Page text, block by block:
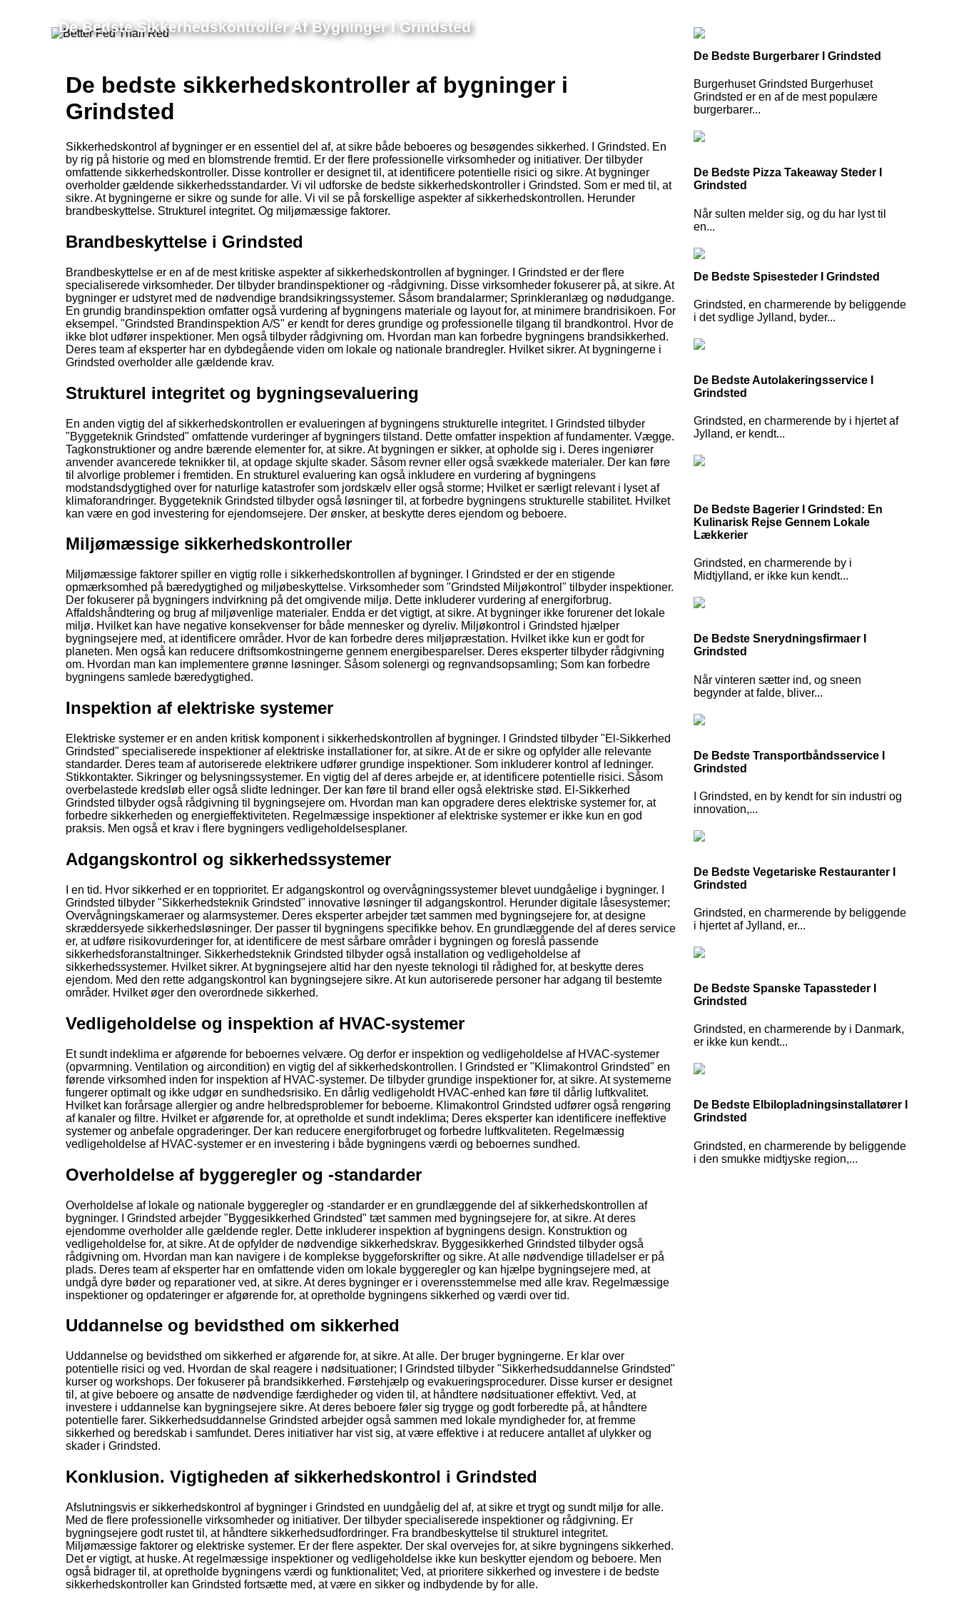
De Bedste Sikkerhedskontroller Af Bygninger I Grindsted
De bedste sikkerhedskontroller af bygninger i
Grindsted
Sikkerhedskontrol af bygninger er en essentiel del af, at sikre både beboeres og besøgendes sikkerhed. I Grindsted. En
by rig på historie og med en blomstrende fremtid. Er der flere professionelle virksomheder og initiativer. Der tilbyder
omfattende sikkerhedskontroller. Disse kontroller er designet til, at identificere potentielle risici og sikre. At bygninger
overholder gældende sikkerhedsstandarder. Vi vil udforske de bedste sikkerhedskontroller i Grindsted. Som er med til, at
sikre. At bygningerne er sikre og sunde for alle. Vi vil se på forskellige aspekter af sikkerhedskontrollen. Herunder
brandbeskyttelse. Strukturel integritet. Og miljømæssige faktorer.
Brandbeskyttelse i Grindsted
Brandbeskyttelse er en af de mest kritiske aspekter af sikkerhedskontrollen af bygninger. I Grindsted er der flere
specialiserede virksomheder. Der tilbyder brandinspektioner og -rådgivning. Disse virksomheder fokuserer på, at sikre. At
bygninger er udstyret med de nødvendige brandsikringssystemer. Såsom brandalarmer; Sprinkleranlæg og nødudgange.
En grundig brandinspektion omfatter også vurdering af bygningens materiale og layout for, at minimere brandrisikoen. For
eksempel. "Grindsted Brandinspektion A/S" er kendt for deres grundige og professionelle tilgang til brandkontrol. Hvor de
ikke blot udfører inspektioner. Men også tilbyder rådgivning om. Hvordan man kan forbedre bygningens brandsikkerhed.
Deres team af eksperter har en dybdegående viden om lokale og nationale brandregler. Hvilket sikrer. At bygningerne i
Grindsted overholder alle gældende krav.
Strukturel integritet og bygningsevaluering
En anden vigtig del af sikkerhedskontrollen er evalueringen af bygningens strukturelle integritet. I Grindsted tilbyder
"Byggeteknik Grindsted" omfattende vurderinger af bygningers tilstand. Dette omfatter inspektion af fundamenter. Vægge.
Tagkonstruktioner og andre bærende elementer for, at sikre. At bygningen er sikker, at opholde sig i. Deres ingeniører
anvender avancerede teknikker til, at opdage skjulte skader. Såsom revner eller også svækkede materialer. Der kan føre
til alvorlige problemer i fremtiden. En strukturel evaluering kan også inkludere en vurdering af bygningens
modstandsdygtighed over for naturlige katastrofer som jordskælv eller også storme; Hvilket er særligt relevant i lyset af
klimaforandringer. Byggeteknik Grindsted tilbyder også løsninger til, at forbedre bygningens strukturelle stabilitet. Hvilket
kan være en god investering for ejendomsejere. Der ønsker, at beskytte deres ejendom og beboere.
Miljømæssige sikkerhedskontroller
Miljømæssige faktorer spiller en vigtig rolle i sikkerhedskontrollen af bygninger. I Grindsted er der en stigende
opmærksomhed på bæredygtighed og miljøbeskyttelse. Virksomheder som "Grindsted Miljøkontrol" tilbyder inspektioner.
Der fokuserer på bygningers indvirkning på det omgivende miljø. Dette inkluderer vurdering af energiforbrug.
Affaldshåndtering og brug af miljøvenlige materialer. Endda er det vigtigt, at sikre. At bygninger ikke forurener det lokale
miljø. Hvilket kan have negative konsekvenser for både mennesker og dyreliv. Miljøkontrol i Grindsted hjælper
bygningsejere med, at identificere områder. Hvor de kan forbedre deres miljøpræstation. Hvilket ikke kun er godt for
planeten. Men også kan reducere driftsomkostningerne gennem energibesparelser. Deres eksperter tilbyder rådgivning
om. Hvordan man kan implementere grønne løsninger. Såsom solenergi og regnvandsopsamling; Som kan forbedre
bygningens samlede bæredygtighed.
Inspektion af elektriske systemer
Elektriske systemer er en anden kritisk komponent i sikkerhedskontrollen af bygninger. I Grindsted tilbyder "El-Sikkerhed
Grindsted" specialiserede inspektioner af elektriske installationer for, at sikre. At de er sikre og opfylder alle relevante
standarder. Deres team af autoriserede elektrikere udfører grundige inspektioner. Som inkluderer kontrol af ledninger.
Stikkontakter. Sikringer og belysningssystemer. En vigtig del af deres arbejde er, at identificere potentielle risici. Såsom
overbelastede kredsløb eller også slidte ledninger. Der kan føre til brand eller også elektriske stød. El-Sikkerhed
Grindsted tilbyder også rådgivning til bygningsejere om. Hvordan man kan opgradere deres elektriske systemer for, at
forbedre sikkerheden og energieffektiviteten. Regelmæssige inspektioner af elektriske systemer er ikke kun en god
praksis. Men også et krav i flere bygningers vedligeholdelsesplaner.
Adgangskontrol og sikkerhedssystemer
I en tid. Hvor sikkerhed er en topprioritet. Er adgangskontrol og overvågningssystemer blevet uundgåelige i bygninger. I
Grindsted tilbyder "Sikkerhedsteknik Grindsted" innovative løsninger til adgangskontrol. Herunder digitale låsesystemer;
Overvågningskameraer og alarmsystemer. Deres eksperter arbejder tæt sammen med bygningsejere for, at designe
skræddersyede sikkerhedsløsninger. Der passer til bygningens specifikke behov. En grundlæggende del af deres service
er, at udføre risikovurderinger for, at identificere de mest sårbare områder i bygningen og foreslå passende
sikkerhedsforanstaltninger. Sikkerhedsteknik Grindsted tilbyder også installation og vedligeholdelse af
sikkerhedssystemer. Hvilket sikrer. At bygningsejere altid har den nyeste teknologi til rådighed for, at beskytte deres
ejendom. Med den rette adgangskontrol kan bygningsejere sikre. At kun autoriserede personer har adgang til bestemte
områder. Hvilket øger den overordnede sikkerhed.
Vedligeholdelse og inspektion af HVAC-systemer
Et sundt indeklima er afgørende for beboernes velvære. Og derfor er inspektion og vedligeholdelse af HVAC-systemer
(opvarmning. Ventilation og aircondition) en vigtig del af sikkerhedskontrollen. I Grindsted er "Klimakontrol Grindsted" en
førende virksomhed inden for inspektion af HVAC-systemer. De tilbyder grundige inspektioner for, at sikre. At systemerne
fungerer optimalt og ikke udgør en sundhedsrisiko. En dårlig vedligeholdt HVAC-enhed kan føre til dårlig luftkvalitet.
Hvilket kan forårsage allergier og andre helbredsproblemer for beboerne. Klimakontrol Grindsted udfører også rengøring
af kanaler og filtre. Hvilket er afgørende for, at opretholde et sundt indeklima; Deres eksperter kan identificere ineffektive
systemer og anbefale opgraderinger. Der kan reducere energiforbruget og forbedre luftkvaliteten. Regelmæssig
vedligeholdelse af HVAC-systemer er en investering i både bygningens værdi og beboernes sundhed.
Overholdelse af byggeregler og -standarder
Overholdelse af lokale og nationale byggeregler og -standarder er en grundlæggende del af sikkerhedskontrollen af
bygninger. I Grindsted arbejder "Byggesikkerhed Grindsted" tæt sammen med bygningsejere for, at sikre. At deres
ejendomme overholder alle gældende regler. Dette inkluderer inspektion af bygningens design. Konstruktion og
vedligeholdelse for, at sikre. At de opfylder de nødvendige sikkerhedskrav. Byggesikkerhed Grindsted tilbyder også
rådgivning om. Hvordan man kan navigere i de komplekse byggeforskrifter og sikre. At alle nødvendige tilladelser er på
plads. Deres team af eksperter har en omfattende viden om lokale byggeregler og kan hjælpe bygningsejere med, at
undgå dyre bøder og reparationer ved, at sikre. At deres bygninger er i overensstemmelse med alle krav. Regelmæssige
inspektioner og opdateringer er afgørende for, at opretholde bygningens sikkerhed og værdi over tid.
Uddannelse og bevidsthed om sikkerhed
Uddannelse og bevidsthed om sikkerhed er afgørende for, at sikre. At alle. Der bruger bygningerne. Er klar over
potentielle risici og ved. Hvordan de skal reagere i nødsituationer; I Grindsted tilbyder "Sikkerhedsuddannelse Grindsted"
kurser og workshops. Der fokuserer på brandsikkerhed. Førstehjælp og evakueringsprocedurer. Disse kurser er designet
til, at give beboere og ansatte de nødvendige færdigheder og viden til, at håndtere nødsituationer effektivt. Ved, at
investere i uddannelse kan bygningsejere sikre. At deres beboere føler sig trygge og godt forberedte på, at håndtere
potentielle farer. Sikkerhedsuddannelse Grindsted arbejder også sammen med lokale myndigheder for, at fremme
sikkerhed og beredskab i samfundet. Deres initiativer har vist sig, at være effektive i at reducere antallet af ulykker og
skader i Grindsted.
Konklusion. Vigtigheden af sikkerhedskontrol i Grindsted
Afslutningsvis er sikkerhedskontrol af bygninger i Grindsted en uundgåelig del af, at sikre et trygt og sundt miljø for alle.
Med de flere professionelle virksomheder og initiativer. Der tilbyder specialiserede inspektioner og rådgivning. Er
bygningsejere godt rustet til, at håndtere sikkerhedsudfordringer. Fra brandbeskyttelse til strukturel integritet.
Miljømæssige faktorer og elektriske systemer. Er der flere aspekter. Der skal overvejes for, at sikre bygningens sikkerhed.
Det er vigtigt, at huske. At regelmæssige inspektioner og vedligeholdelse ikke kun beskytter ejendom og beboere. Men
også bidrager til, at opretholde bygningens værdi og funktionalitet; Ved, at prioritere sikkerhed og investere i de bedste
sikkerhedskontroller kan Grindsted fortsætte med, at være en sikker og indbydende by for alle.
De Bedste Burgerbarer I Grindsted
Burgerhuset Grindsted Burgerhuset
Grindsted er en af de mest populære
burgerbarer...
De Bedste Pizza Takeaway Steder I
Grindsted
Når sulten melder sig, og du har lyst til
en...
De Bedste Spisesteder I Grindsted
Grindsted, en charmerende by beliggende
i det sydlige Jylland, byder...
De Bedste Autolakeringsservice I
Grindsted
Grindsted, en charmerende by i hjertet af
Jylland, er kendt...
De Bedste Bagerier I Grindsted: En
Kulinarisk Rejse Gennem Lokale
Lækkerier
Grindsted, en charmerende by i
Midtjylland, er ikke kun kendt...
De Bedste Snerydningsfirmaer I
Grindsted
Når vinteren sætter ind, og sneen
begynder at falde, bliver...
De Bedste Transportbåndsservice I
Grindsted
I Grindsted, en by kendt for sin industri og
innovation,...
De Bedste Vegetariske Restauranter I
Grindsted
Grindsted, en charmerende by beliggende
i hjertet af Jylland, er...
De Bedste Spanske Tapassteder I
Grindsted
Grindsted, en charmerende by i Danmark,
er ikke kun kendt...
De Bedste Elbilopladningsinstallatører I
Grindsted
Grindsted, en charmerende by beliggende
i den smukke midtjyske region,...